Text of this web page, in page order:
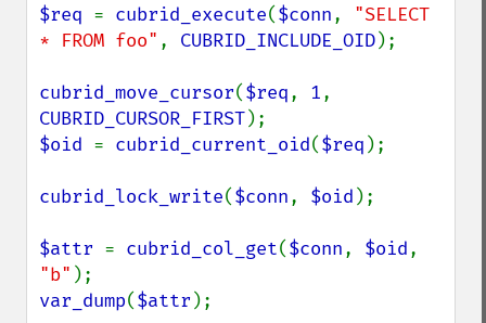
$req = cubrid_execute($conn, "SELECT
* FROM foo" , CUBRID_INCLUDE_OID);
cubrid_move_cursor($req, 1
CUBRID_CURSOR_FIRST
$oid = cubrid_current_oid($req );
cubrid_lock_write($conn, $oid );
$attr = cubrid_col_get($conn, $oid
"b"
var_dump($attr );